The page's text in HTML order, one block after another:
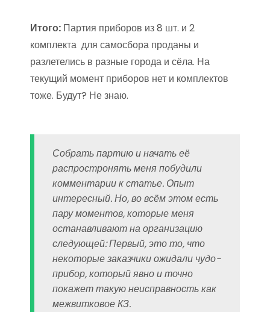
Итого: Партия приборов из 8 шт. и 2
комплекта для самосбора проданы и
разлетелись в разные города и сёла. На
текущий момент приборов нет и комплектов
тоже. Будут? Не знаю.
Собрать партию и начать её
распростронять меня побудили
комментарии к статье. Опыт
интересный. Но, во всём этом есть
пару моментов, которые меня
останавливают на организацию
следующей: Первый, это то, что
некоторые заказчики ожидали чудо-
прибор, который явно и точно
покажет такую неисправность как
межвитковое КЗ.